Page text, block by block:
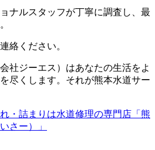
ナルスタッフが丁寧に調査し、最
絡ください。
社ジーエス）はあなたの生活をよ
尽くします。それが熊本水道サー
・詰まりは水道修理の専門店「熊
さー）」